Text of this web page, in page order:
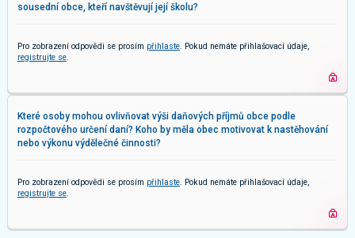
sousední obce, kteří navštěvují její školu?
Pro zobrazení odpovědi se prosím přihlaste . Pokud nemáte přihlašovací údaje,
registrujte se
Které osoby mohou ovlivňovat výši daňových příjmů obce podle
rozpočtového určení daní? Koho by měla obec motivovat k nastěhování
nebo výkonu výdělečné činnosti?
Pro zobrazení odpovědi se prosím přihlaste . Pokud nemáte přihlašovací údaje,
registrujte se